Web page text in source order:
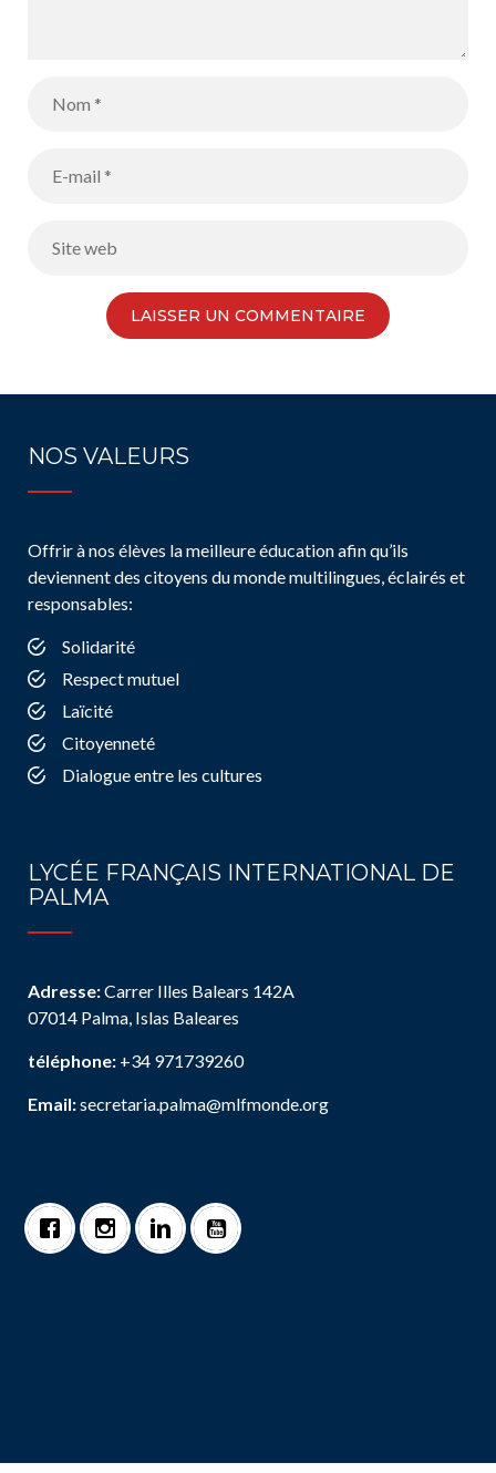
NOS VALEURS
Offrir à nos élèves la meilleure éducation afin qu’ils
deviennent des citoyens du monde multilingues, éclairés et
responsables:
Solidarité
Respect mutuel
Laïcité
Citoyenneté
Dialogue entre les cultures
LYCÉE FRANÇAIS INTERNATIONAL DE
PALMA
Adresse:Carrer Illes Balears 142A
07014 Palma, Islas Baleares
téléphone: +34 971739260
Email:secretaria.palma@mlfmonde.org